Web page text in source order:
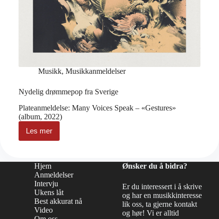
Musikk, Musikkanmeldelser
Nydelig drømmepop fra Sverige
Plateanmeldelse: Many Voices Speak – «Gestures»
(album, 2022)
Les mer
Nydelig
drømmepop
Hjem
Anmeldelser
Intervju
Ukens låt
Best akkurat nå
Video
Ønsker du å bidra?
Er du interessert i å skrive
og har en musikkinteresse
lik oss, ta gjerne kontakt
og hør! Vi er alltid